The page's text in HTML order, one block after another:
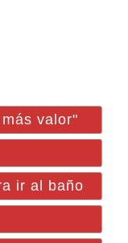
valor"
ir al baño